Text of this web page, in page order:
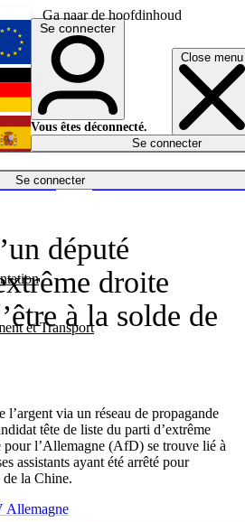
Ga naar de hoofdinhoud
Close menu
Se connecter
et Transport
Économie
English
Deutsch
Español
Se connecter
Vous êtes déconnecté.
Se connecter
député
droite
à la solde de
l’argent via un réseau de propagande
tête de liste du parti d’extrême
l’Allemagne (AfD) se trouve lié à
assistants ayant été arrêté pour
la Chine.